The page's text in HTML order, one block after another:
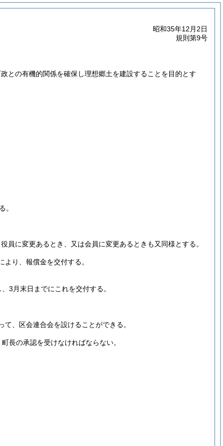
昭和35年12月2日
規則第9号
との有機的関係を確保し理想郷土を建設することを目的とす
。
役員に変更あるとき、又は会員に変更あるときも又同様とする。
り、報償金を交付する。
3月末日までにこれを交付する。
、区会連合会を設けることができる。
長の承認を受けなければならない。